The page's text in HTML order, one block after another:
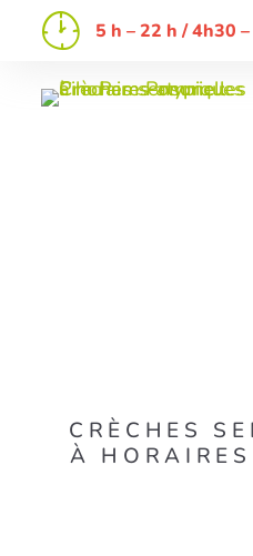
5 h – 22 h / 4h30
CRÈCHES
À